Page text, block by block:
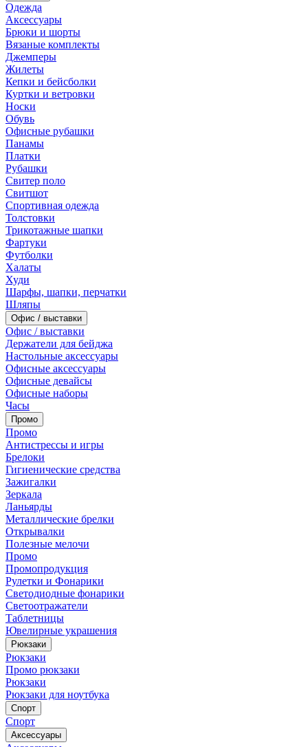
Одежда
Аксессуары
Брюки и шорты
Вязаные комплекты
Джемперы
Жилеты
Кепки и бейсболки
Куртки и ветровки
Носки
Обувь
Офисные рубашки
Панамы
Платки
Рубашки
Свитер поло
Свитшот
Спортивная одежда
Толстовки
Трикотажные шапки
Фартуки
Футболки
Халаты
Худи
Шарфы, шапки, перчатки
Шляпы
Офис / выставки
Офис / выставки
Держатели для бейджа
Настольные аксессуары
Офисные аксессуары
Офисные девайсы
Офисные наборы
Часы
Промо
Промо
Антистрессы и игры
Брелоки
Гигиенические средства
Зажигалки
Зеркала
Ланьярды
Металлические брелки
Открывалки
Полезные мелочи
Промо
Промопродукция
Рулетки и Фонарики
Светодиодные фонарики
Светоотражатели
Таблетницы
Ювелирные украшения
Рюкзаки
Рюкзаки
Промо рюкзаки
Рюкзаки
Рюкзаки для ноутбука
Спорт
Спорт
Аксессуары